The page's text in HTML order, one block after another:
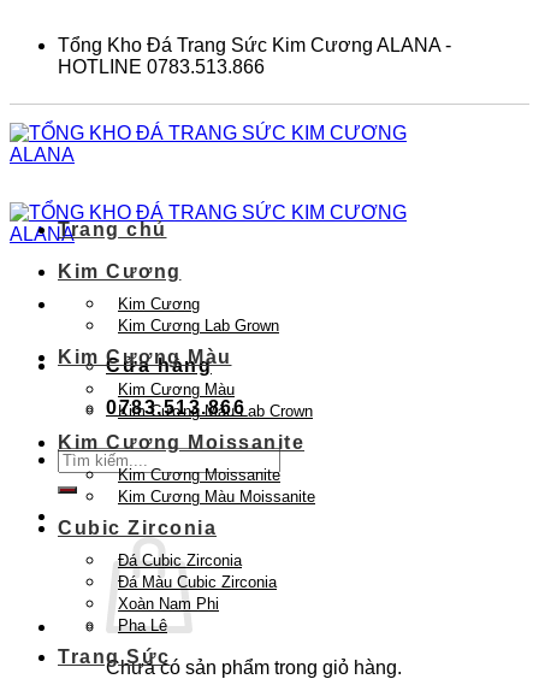
content
Tổng Kho Đá Trang Sức Kim Cương ALANA -
HOTLINE 0783.513.866
Cửa hàng
0783.513.866
Tìm
kiếm:
Chưa có sản phẩm trong giỏ hàng.
Trang chủ
Kim Cương
Kim Cương
Kim Cương Lab Grown
Kim Cương Màu
Kim Cương Màu
Kim Cương Màu Lab Crown
Kim Cương Moissanite
Kim Cương Moissanite
Kim Cương Màu Moissanite
Cubic Zirconia
Đá Cubic Zirconia
Đá Màu Cubic Zirconia
Xoàn Nam Phi
Pha Lê
Trang Sức